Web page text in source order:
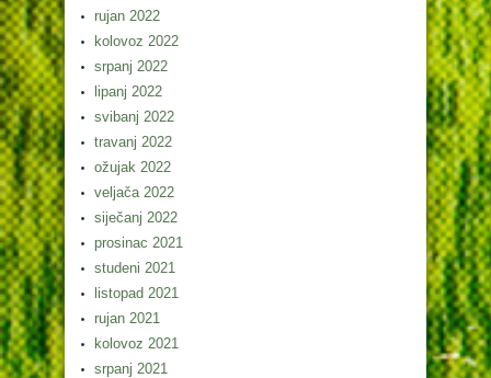
rujan 2022
kolovoz 2022
srpanj 2022
lipanj 2022
svibanj 2022
travanj 2022
ožujak 2022
veljača 2022
siječanj 2022
prosinac 2021
studeni 2021
listopad 2021
rujan 2021
kolovoz 2021
srpanj 2021